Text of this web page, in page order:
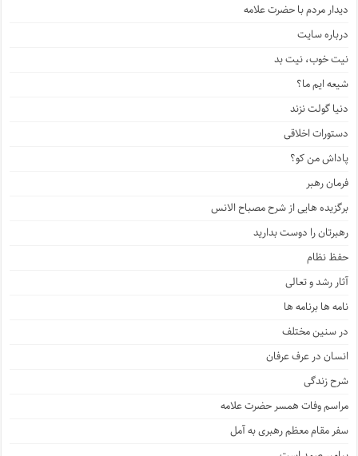
دیدار مردم با حضرت علامه
درباره سایت
نیت خوب، نیت بد
شیعه ایم ما؟
دنیا گولت نزند
دستورات اخلاقی
پاداش من کو؟
فرمان رهبر
برگزیده هایی از شرح مصباح الانس
رهبرتان را دوست بدارید
حفظ نظام
آثار رشد و تعالی
نامه ها برنامه ها
در سنین مختلف
انسان در عرف عرفان
شرح زندگی
مراسم وفات همسر حضرت علامه
سفر مقام معظم رهبری به آمل